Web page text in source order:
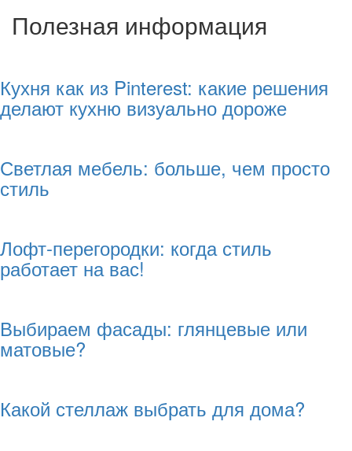
Полезная информация
Кухня как из Pinterest: какие решения
делают кухню визуально дороже
Светлая мебель: больше, чем просто
стиль
Лофт-перегородки: когда стиль
работает на вас!
Выбираем фасады: глянцевые или
матовые?
Какой стеллаж выбрать для дома?